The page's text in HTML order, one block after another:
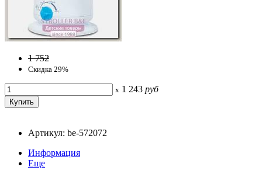
1 752
Скидка 29%
x 1 243 руб
Артикул: be-572072
Информация
Еще